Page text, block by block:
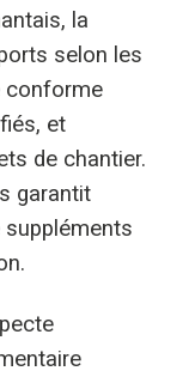
la
selon les
conforme
et
de chantier.
garantit
suppléments